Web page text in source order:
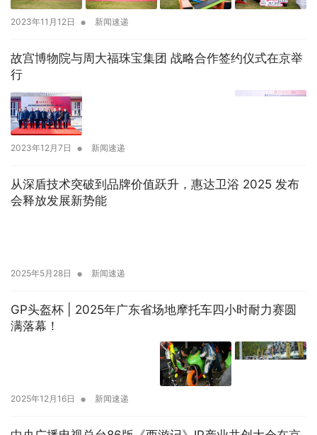
2023年11月12日 • 新闻速递
故宫博物院与周大福珠宝集团 战略合作签约仪式在京举
行
2023年12月7日 • 新闻速递
从深盾技术突破到品牌价值跃升，惠达卫浴 2025 发布
会释放发展新势能
2025年5月28日 • 新闻速递
GP头盔杯 | 2025年广东省场地摩托车四小时耐力赛圆
满落幕！
2025年12月16日 • 新闻速递